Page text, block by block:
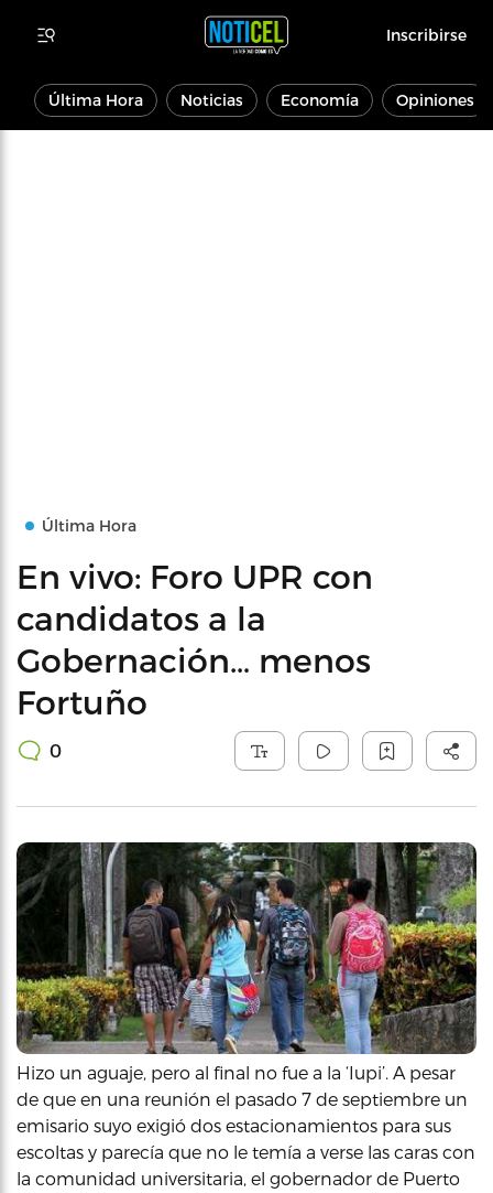
Inscribirse
Última Hora Noticias Economía Opiniones
Última Hora
En vivo: Foro UPR con
candidatos a la
Gobernación… menos
Fortuño
0
Hizo un aguaje, pero al final no fue a la ‘Iupi’. A pesar
de que en una reunión el pasado 7 de septiembre un
emisario suyo exigió dos estacionamientos para sus
escoltas y parecía que no le temía a verse las caras con
la comunidad universitaria, el gobernador de Puerto